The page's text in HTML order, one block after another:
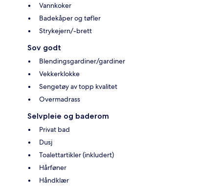
Vannkoker
Badekåper og tøfler
Strykejern/-brett
Sov godt
Blendingsgardiner/gardiner
Vekkerklokke
Sengetøy av topp kvalitet
Overmadrass
Selvpleie og baderom
Privat bad
Dusj
Toalettartikler (inkludert)
Hårføner
Håndklær